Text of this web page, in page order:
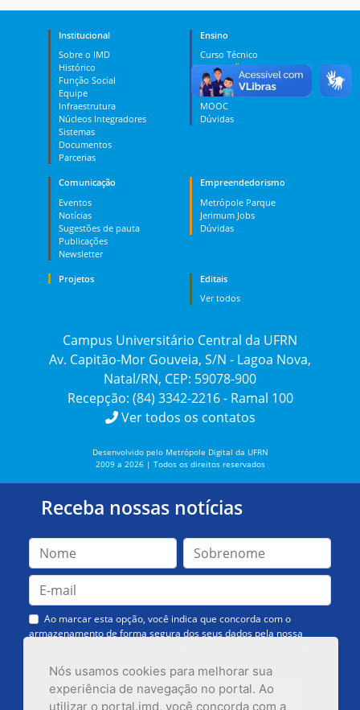
Nós usamos cookies para melhorar sua
experiência de navegação no portal. Ao
utilizar o portal.imd, você concorda com a
Institucional
Sobre o IMD
Histórico
Função Social
Equipe
Infraestrutura
Núcleos Integradores
Sistemas
Documentos
Parcerias
Ensino
Curso Técnico
Graduação
Pós-graduação
PES
MOOC
Dúvidas
Comunicação
Eventos
Notícias
Sugestões de pauta
Publicações
Newsletter
Empreendedorismo
Metrópole Parque
Jerimum Jobs
Dúvidas
Projetos
Editais
Ver todos
Campus Universitário Central da UFRN
Av. Capitão-Mor Gouveia, S/N - Lagoa Nova,
Natal/RN, CEP: 59078-900
Recepção: (84) 3342-2216 - Ramal 100
Ver todos os contatos
Desenvolvido pelo Metrópole Digital da UFRN
2009 a 2026 | Todos os direitos reservados
Receba nossas notícias
Ao marcar esta opção, você indica que concorda com o
armazenamento de forma segura dos seus dados pela nossa